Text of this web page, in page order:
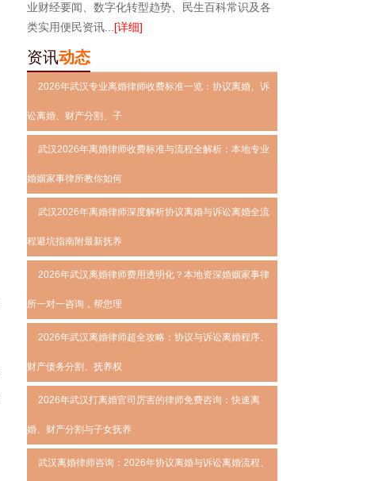
业财经要闻、数字化转型趋势、民生百科常识及各
类实用便民资讯... [详细]
资讯动态
2026年武汉专业离婚律师收费标准一览：协议离婚、诉
讼离婚、财产分割、子
武汉2026年离婚律师收费标准与流程全解析：本地专业
婚姻家事律所教你如何
武汉2026年离婚律师深度解析协议离婚与诉讼离婚全流
程避坑指南附最新抚养
2026年武汉离婚律师费用透明化？本地资深婚姻家事律
所一对一咨询，帮您理
2026年武汉离婚律师超全攻略：协议与诉讼离婚程序、
财产债务分割、抚养权
2026年武汉打离婚官司厉害的律师免费咨询：快速离
婚、财产分割与子女抚养
武汉离婚律师咨询：2026年协议离婚与诉讼离婚流程、